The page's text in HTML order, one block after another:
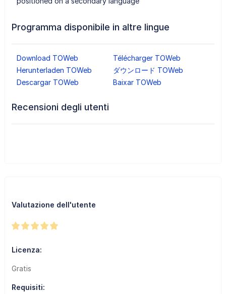
Programma disponibile in altre lingue
Download TOWeb
Télécharger TOWeb
Herunterladen TOWeb
ダウンロード TOWeb
Descargar TOWeb
Baixar TOWeb
Recensioni degli utenti
Valutazione dell'utente
Licenza:
Gratis
Requisiti: